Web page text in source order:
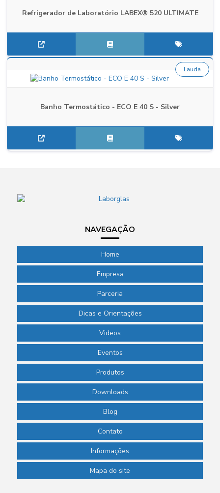
Refrigerador de Laboratório LABEX® 520 ULTIMATE
Banho Termostático - ECO E 40 S - Silver
Lauda
NAVEGAÇÃO
Home
Empresa
Parceria
Dicas e Orientações
Videos
Eventos
Produtos
Downloads
Blog
Contato
Informações
Mapa do site